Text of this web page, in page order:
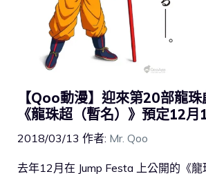
【Qoo動漫】迎來第20部龍珠
《龍珠超（暫名）》預定12
2018/03/13 作者: Mr. Qoo
去年12月在 Jump Festa 上公開的《